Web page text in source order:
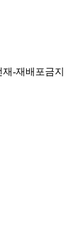
-재배포금지